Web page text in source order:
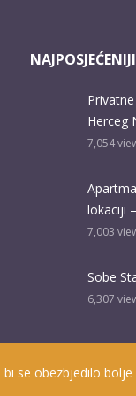
Herceg
7,054
lokaciji
7,003
Sobe
6,307
Novom
se obezbjedilo